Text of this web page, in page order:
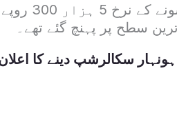
گزشتہ روز 24
سکالرشپ دینے کا